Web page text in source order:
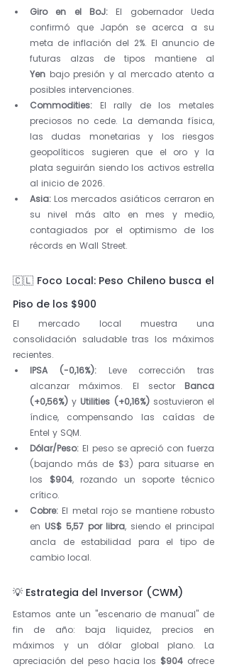
Giro en el BoJ: El gobernador Ueda
confirmó que Japón se acerca a su
meta de inflación del 2%. El anuncio de
Yen bajo presión y al mercado atento a
posibles intervenciones.
Commodities: El rally de los metales
preciosos no cede. La demanda física,
las dudas monetarias y los riesgos
geopolíticos sugieren que el oro y la
plata seguirán siendo los activos estrella
al inicio de 2026.
Asia: Los mercados asiáticos cerraron en
su nivel más alto en mes y medio,
contagiados por el optimismo de los
récords en Wall Street.
🇨🇱 Foco Local: Peso Chileno busca el
Piso de los $900
El mercado local muestra una
consolidación saludable tras los máximos
recientes.
IPSA (-0,16%): Leve corrección tras
alcanzar máximos. El sector Banca
(+0,56%) y Utilities (+0,16%) sostuvieron el
índice, compensando las caídas de
Entel y SQM.
Dólar/Peso: El peso se apreció con fuerza
(bajando más de $3) para situarse en
los $904, rozando un soporte técnico
crítico.
Cobre: El metal rojo se mantiene robusto
en US$ 5,57 por libra, siendo el principal
ancla de estabilidad para el tipo de
cambio local.
💡 Estrategia del Inversor (CWM)
Estamos ante un "escenario de manual" de
fin de año: baja liquidez, precios en
máximos y un dólar global plano. La
apreciación del peso hacia los $904 ofrece